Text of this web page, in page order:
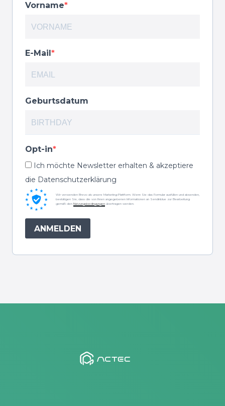
Vorname
E-Mail
Geburtsdatum
Opt-in
Ich möchte Newsletter erhalten & akzeptiere
die Datenschutzerklärung
Wir verwenden Brevo als unsere Marketing-Plattform. Wenn Sie das Formular ausfüllen und absenden,
bestätigen Sie, dass die von Ihnen angegebenen Informationen an Sendinblue zur Bearbeitung
gemäß den Nutzungsbedingungen übertragen werden.
ANMELDEN